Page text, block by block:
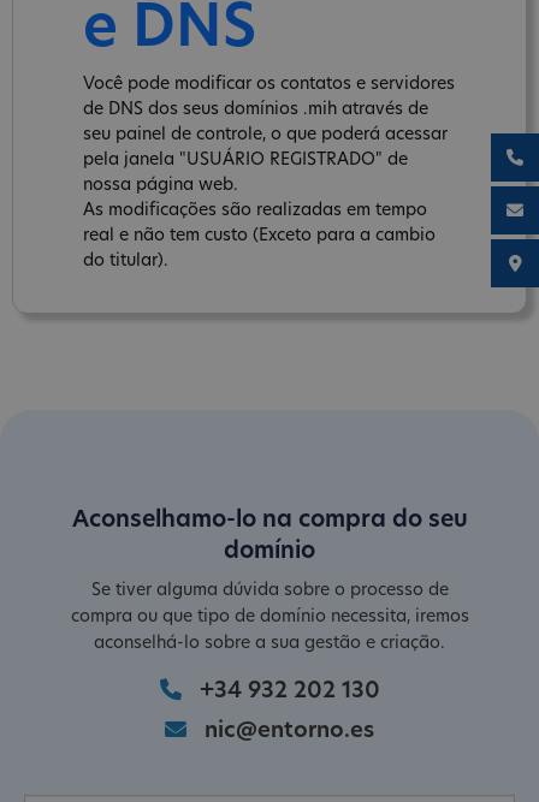
e DNS
Você pode modificar os contatos e servidores
de DNS dos seus domínios .mih através de
seu painel de controle, o que poderá acessar
pela janela "USUÁRIO REGISTRADO" de
nossa página web.
As modificações são realizadas em tempo
real e não tem custo (Exceto para a cambio
do titular).
Aconselhamo-lo na compra do seu
domínio
Se tiver alguma dúvida sobre o processo de
compra ou que tipo de domínio necessita, iremos
aconselhá-lo sobre a sua gestão e criação.
+34 932 202 130
nic@entorno.es